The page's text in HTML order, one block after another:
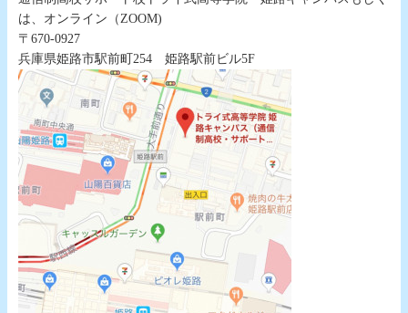
は、オンライン（ZOOM)
〒670-0927
兵庫県姫路市駅前町254 姫路駅前ビル5F